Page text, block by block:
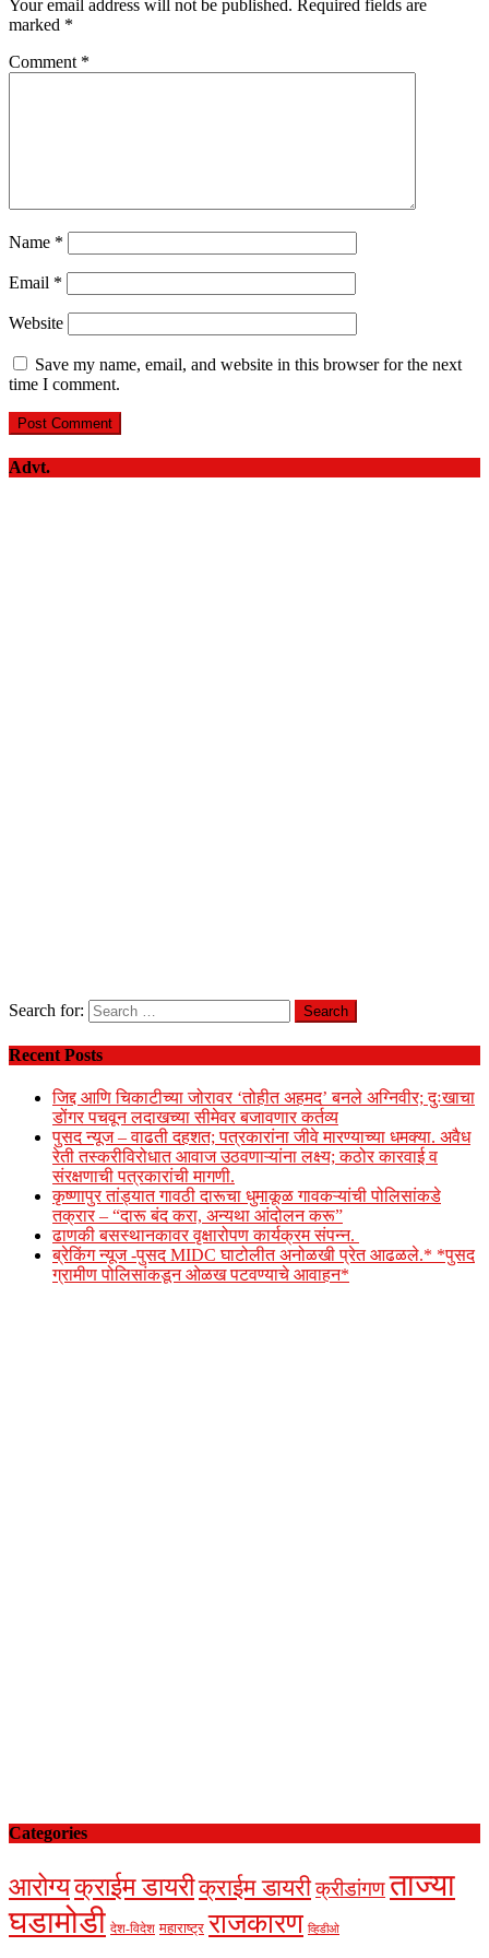
Your email address will not be published. Required fields are
marked *
Comment *
Name *
Email *
Website
Save my name, email, and website in this browser for the next
time I comment.
Advt.
Search for:
Recent Posts
जिद्द आणि चिकाटीच्या जोरावर ‘तोहीत अहमद’ बनले अग्निवीर; दुःखाचा
डोंगर पचवून लदाखच्या सीमेवर बजावणार कर्तव्य
पुसद न्यूज – वाढती दहशत; पत्रकारांना जीवे मारण्याच्या धमक्या. अवैध
रेती तस्करीविरोधात आवाज उठवणाऱ्यांना लक्ष्य; कठोर कारवाई व
संरक्षणाची पत्रकारांची मागणी.
कृष्णापुर तांड्यात गावठी दारूचा धुमाकूळ गावकऱ्यांची पोलिसांकडे
तक्रार – “दारू बंद करा, अन्यथा आंदोलन करू”
ढाणकी बसस्थानकावर वृक्षारोपण कार्यक्रम संपन्न.
ब्रेकिंग न्यूज -पुसद MIDC घाटोलीत अनोळखी प्रेत आढळले.* *पुसद
ग्रामीण पोलिसांकडून ओळख पटवण्याचे आवाहन*
Categories
आरोग्यक्राईम डायरीक्राईम डायरीक्रीडांगणताज्या
घडामोडी देश-विदेश महाराष्ट्र राजकारण व्हिडीओ